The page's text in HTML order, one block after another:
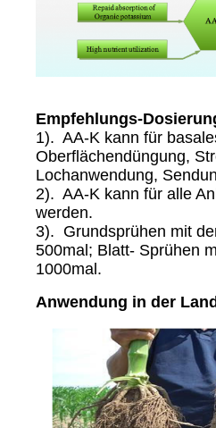
Empfehlungs-
1). AA-K kann für
Oberflächendüngung,
Lochanwendung,
2). AA-K kann für alle
werden.
3). Grundsprühen mit
500mal; Blatt- Sprühen
1000mal.
Anwendung in der